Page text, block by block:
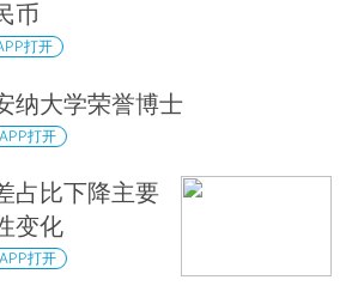
币
打开
纳大学荣誉博士
APP打开
占比下降主要
变化
APP打开